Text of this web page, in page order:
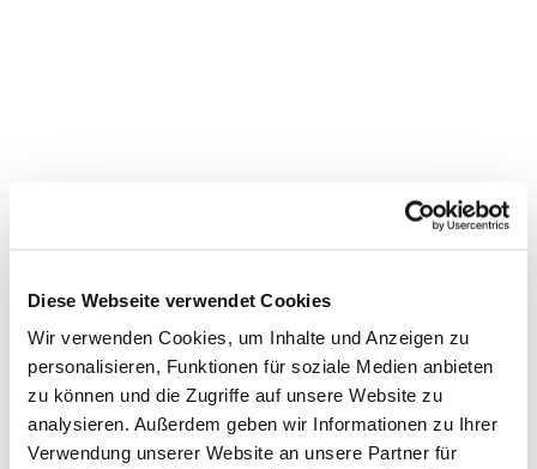
Diese Webseite verwendet Cookies
Wir verwenden Cookies, um Inhalte und Anzeigen zu
personalisieren, Funktionen für soziale Medien anbieten
zu können und die Zugriffe auf unsere Website zu
analysieren. Außerdem geben wir Informationen zu Ihrer
Verwendung unserer Website an unsere Partner für
Dies könnte Sie auch
interessieren